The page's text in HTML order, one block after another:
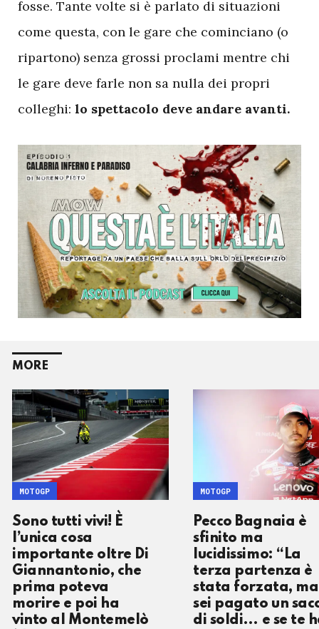
fosse. Tante volte si è parlato di situazioni
come questa, con le gare che cominciano (o
ripartono) senza grossi proclami mentre chi
le gare deve farle non sa nulla dei propri
colleghi: lo spettacolo deve andare avanti.
MORE
Sono tutti vivi! È
l’unica cosa
importante oltre Di
Giannantonio, che
prima poteva
morire e poi ha
vinto al Montemelò
MOTOGP
Pecco Bagnaia è
sfinito ma
lucidissimo: “La
terza partenza è
stata forzata, ma
sei pagato un
di soldi… e se te
MOTOGP